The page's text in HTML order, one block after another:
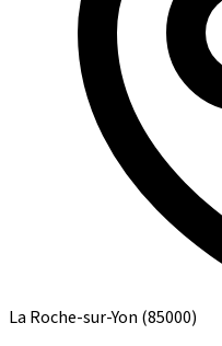
La Roche-sur-Yon (85000)